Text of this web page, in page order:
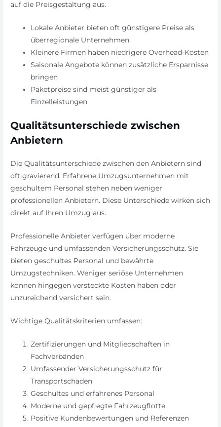
auf die Preisgestaltung aus.
Lokale Anbieter bieten oft günstigere Preise als
überregionale Unternehmen
Kleinere Firmen haben niedrigere Overhead-Kosten
Saisonale Angebote können zusätzliche Ersparnisse
bringen
Paketpreise sind meist günstiger als
Einzelleistungen
Qualitätsunterschiede zwischen
Anbietern
Die Qualitätsunterschiede zwischen den Anbietern sind
oft gravierend. Erfahrene Umzugsunternehmen mit
geschultem Personal stehen neben weniger
professionellen Anbietern. Diese Unterschiede wirken sich
direkt auf Ihren Umzug aus.
Professionelle Anbieter verfügen über moderne
Fahrzeuge und umfassenden Versicherungsschutz. Sie
bieten geschultes Personal und bewährte
Umzugstechniken. Weniger seriöse Unternehmen
können hingegen versteckte Kosten haben oder
unzureichend versichert sein.
Wichtige Qualitätskriterien umfassen:
Zertifizierungen und Mitgliedschaften in
Fachverbänden
Umfassender Versicherungsschutz für
Transportschäden
Geschultes und erfahrenes Personal
Moderne und gepflegte Fahrzeugflotte
Positive Kundenbewertungen und Referenzen